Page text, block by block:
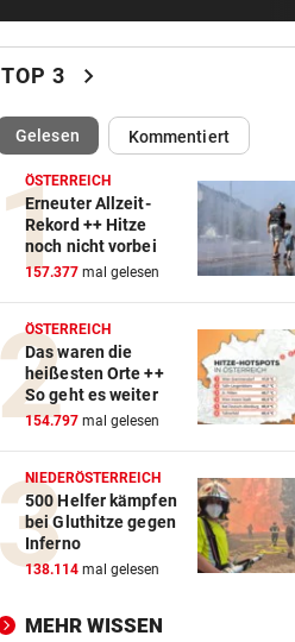
Sportboss Katzer: „Fahren
superhappy nach Hause“
Skurrilitäten in der Red Bull
häufen sich
WASSERSPRINGEN vor
Knoll bei EM Achter vom
Lotfi auf Rang 12!
F1-Boss verrät: Es wird mehr
Sprintrennen geben
FREISPRÜCHE REGEN AUF vor
Katzentöter-Anwalt: „Nie
Hass begegnet“
TRUMP DROHT: vor
Lange Haftstrafen für
TOP 3 chevron_right
Gelesen(ausgewählt)Kommentiert
ÖSTERREICH
Erneuter Allzeit-
Rekord ++ Hitze
noch nicht vorbei
157.377 mal gelesen
ÖSTERREICH
Das waren die
heißesten Orte ++
So geht es weiter
154.797 mal gelesen
NIEDERÖSTERREICH
500 Helfer kämpfen
bei Gluthitze gegen
Inferno
138.114 mal gelesen
MEHR WISSEN